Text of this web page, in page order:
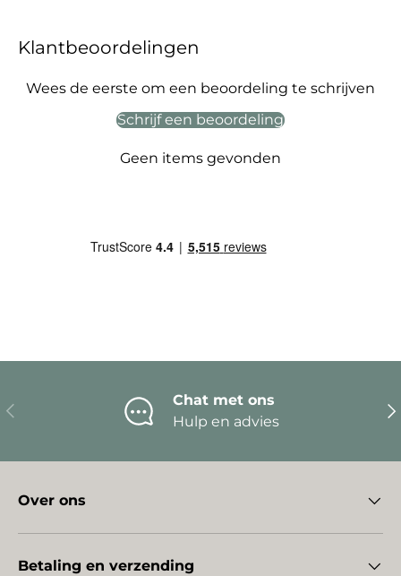
Klantbeoordelingen
Wees de eerste om een beoordeling te schrijven
Schrijf een beoordeling
Geen items gevonden
Vorige
Chat met ons
Hulp en advies
Over ons
Betaling en verzending